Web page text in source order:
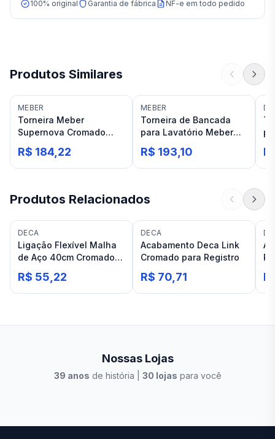
100% original Garantia de fábrica NF-e em todo pedido
Produtos Similares
MEBER
Torneira Meber
Supernova Cromado
1192 para banheiro C21
R$ 184,22
MEBER
Torneira de Bancada
para Lavatório Meber
Nya C-22 1/2 1192
Cromada
R$ 193,10
Produtos Relacionados
DECA
Ligação Flexível Malha
de Aço 40cm Cromado
Deca
R$ 55,22
DECA
Acabamento Deca Link
Cromado para Registro
R$ 70,71
Nossas Lojas
39 anos de história | 30 lojas para você